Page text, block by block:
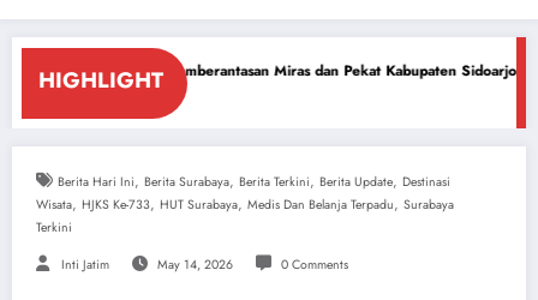
HIGHLIGHT
Pemberantasan Miras dan Pekat Kabupaten Sidoarjo Sidoarjo Darurat
Berita Hari Ini, Berita Surabaya, Berita Terkini, Berita Update, Destinasi
Wisata, HJKS Ke-733, HUT Surabaya, Medis Dan Belanja Terpadu, Surabaya
Terkini
Inti Jatim May 14, 2026 0 Comments